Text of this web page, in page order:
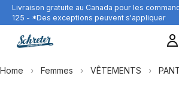
Livraison gratuite au Canada pour les
125 - *Des exceptions peuvent s'appliquer
Home › Femmes › VÊTEMENTS ›